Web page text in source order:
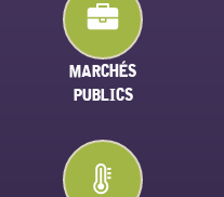
MARCHÉS
PUBLICS